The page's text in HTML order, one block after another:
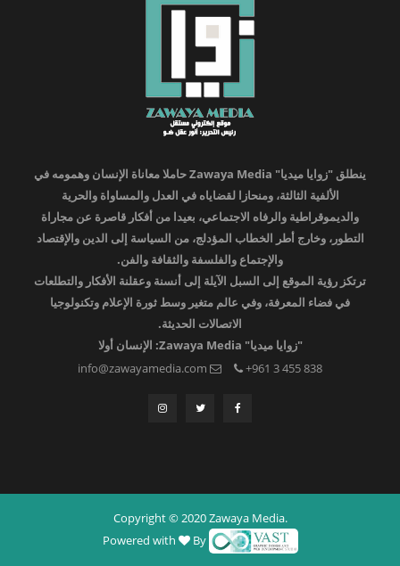
ينطلق "زوايا ميديا" Zawaya Media حاملا معاناة الإنسان وهمومه في
الألفية الثالثة، ومنحازا لقضاياه في العدل والمساواة والحرية
والديموقراطية والرفاه الاجتماعي، بعيدا من أفكار قاصرة عن مجاراة
التطور، وخارج أطر الخطاب المؤدلج، من السياسة إلى الدين والإقتصاد
والإجتماع والفلسفة والثقافة والفن.
ترتكز رؤية الموقع إلى السبل الآيلة إلى أنسنة وعقلنة الأفكار والتطلعات
في فضاء المعرفة، وفي عالم متغير وسط ثورة الإعلام وتكنولوجيا
الاتصالات الحديثة.
"زوايا ميديا" Zawaya Media: الإنسان أولا
+961 3 455 838
info@zawayamedia.com
Copyright © 2020 Zawaya Media.
Powered with
By